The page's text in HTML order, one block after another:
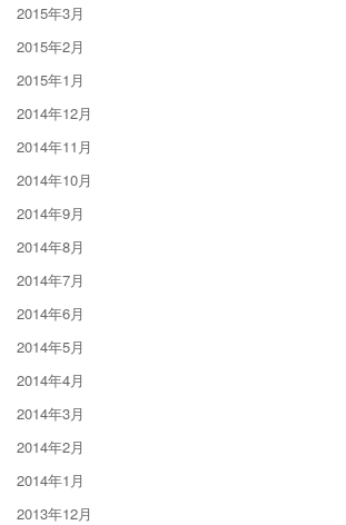
2015年3月
2015年2月
2015年1月
2014年12月
2014年11月
2014年10月
2014年9月
2014年8月
2014年7月
2014年6月
2014年5月
2014年4月
2014年3月
2014年2月
2014年1月
2013年12月